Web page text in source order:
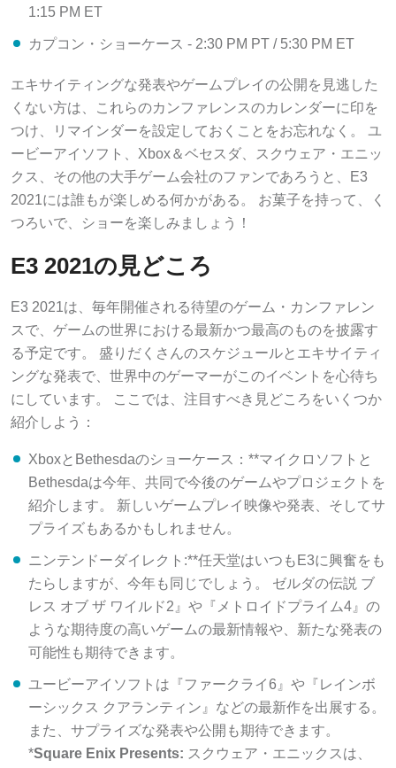
1:15 PM ET
カプコン・ショーケース - 2:30 PM PT / 5:30 PM ET
エキサイティングな発表やゲームプレイの公開を見逃した
くない方は、これらのカンファレンスのカレンダーに印を
つけ、リマインダーを設定しておくことをお忘れなく。 ユ
ービーアイソフト、Xbox＆ベセスダ、スクウェア・エニッ
クス、その他の大手ゲーム会社のファンであろうと、E3
2021には誰もが楽しめる何かがある。 お菓子を持って、く
つろいで、ショーを楽しみましょう！
E3 2021の見どころ
E3 2021は、毎年開催される待望のゲーム・カンファレン
スで、ゲームの世界における最新かつ最高のものを披露す
る予定です。 盛りだくさんのスケジュールとエキサイティ
ングな発表で、世界中のゲーマーがこのイベントを心待ち
にしています。 ここでは、注目すべき見どころをいくつか
紹介しよう：
XboxとBethesdaのショーケース：**マイクロソフトと
Bethesdaは今年、共同で今後のゲームやプロジェクトを
紹介します。 新しいゲームプレイ映像や発表、そしてサ
プライズもあるかもしれません。
ニンテンドーダイレクト:**任天堂はいつもE3に興奮をも
たらしますが、今年も同じでしょう。 ゼルダの伝説 ブ
レス オブ ザ ワイルド2』や『メトロイドプライム4』の
ような期待度の高いゲームの最新情報や、新たな発表の
可能性も期待できます。
ユービーアイソフトは『ファークライ6』や『レインボ
ーシックス クアランティン』などの最新作を出展する。
また、サプライズな発表や公開も期待できます。
*Square Enix Presents: スクウェア・エニックスは、